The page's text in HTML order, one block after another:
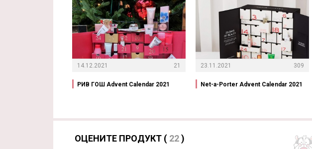
14.12.2021 21
РИВ ГОШ Advent Calendar 2021
23.11.2021 309
Net-a-Porter Advent Calendar 2021
ОЦЕНИТЕ ПРОДУКТ ( 22)